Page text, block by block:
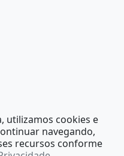
utilizamos cookies e
navegando,
recursos conforme